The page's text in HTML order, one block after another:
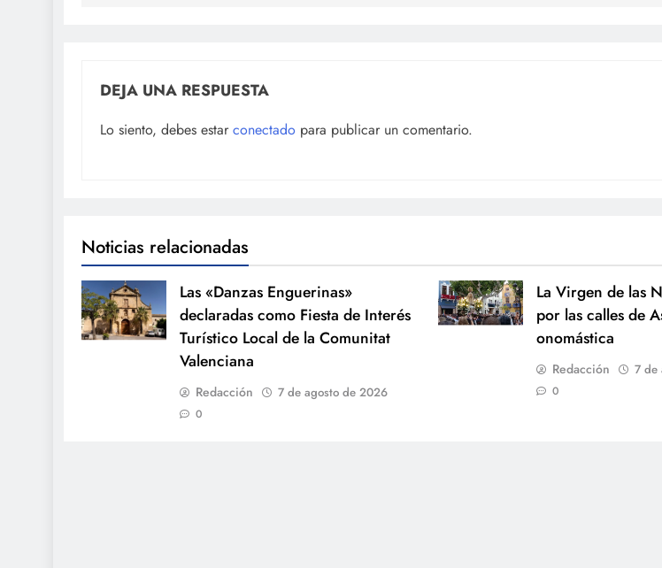
DEJA UNA RESPUESTA
Lo siento, debes estar conectado para publicar un comentario.
Noticias relacionadas
Las «Danzas Enguerinas»
declaradas como Fiesta de Interés
Turístico Local de la Comunitat
Valenciana
Redacción 7 de agosto de 2026
0
La Virgen de las
por las calles de
onomástica
Redacción 7 de
0